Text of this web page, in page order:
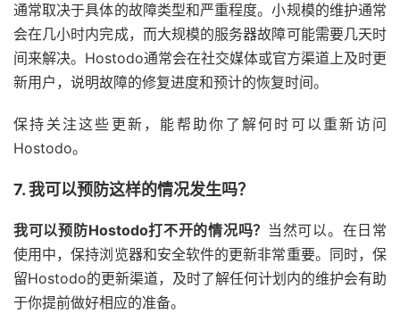
通常取决于具体的故障类型和严重程度。小规模的维护通常
会在几小时内完成，而大规模的服务器故障可能需要几天时
间来解决。Hostodo通常会在社交媒体或官方渠道上及时更
新用户，说明故障的修复进度和预计的恢复时间。
保持关注这些更新，能帮助你了解何时可以重新访问
Hostodo。
7. 我可以预防这样的情况发生吗？
我可以预防Hostodo打不开的情况吗？ 当然可以。在日常
使用中，保持浏览器和安全软件的更新非常重要。同时，保
留Hostodo的更新渠道，及时了解任何计划内的维护会有助
于你提前做好相应的准备。